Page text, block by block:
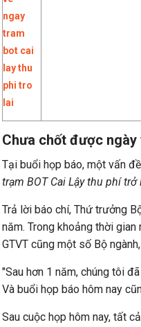
Chưa chốt được ngày
Tại buổi họp báo, một vấn
trạm BOT Cai Lậy thu phí trở
Trả lời báo chí, Thứ trưởng
năm. Trong khoảng thời
GTVT cũng một số Bộ
"Sau hơn 1 năm, chúng tôi
Và buổi họp báo hôm nay
Sau cuộc họp hôm nay, tất